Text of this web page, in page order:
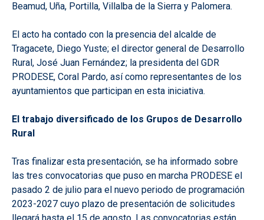
Beamud, Uña, Portilla, Villalba de la Sierra y Palomera.
El acto ha contado con la presencia del alcalde de
Tragacete, Diego Yuste; el director general de Desarrollo
Rural, José Juan Fernández; la presidenta del GDR
PRODESE, Coral Pardo, así como representantes de los
ayuntamientos que participan en esta iniciativa.
El trabajo diversificado de los Grupos de Desarrollo
Rural
Tras finalizar esta presentación, se ha informado sobre
las tres convocatorias que puso en marcha PRODESE el
pasado 2 de julio para el nuevo periodo de programación
2023-2027 cuyo plazo de presentación de solicitudes